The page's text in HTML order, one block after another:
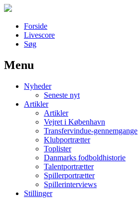
Forside
Livescore
Søg
Наши партнеры
лучшие займы
Menu
Nyheder
Seneste nyt
Artikler
Artikler
Vejret i København
Transfervindue-gennemgange
Klubportrætter
Toplister
Danmarks fodboldhistorie
Talentportrætter
Spillerportrætter
Spillerinterviews
Stillinger